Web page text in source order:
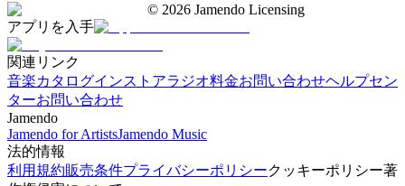
© 2026 Jamendo Licensing
アプリを入手
関連リンク
音楽カタログインストアラジオ料金お問い合わせヘルプセン
ターお問い合わせ
Jamendo
Jamendo for ArtistsJamendo Music
法的情報
利用規約販売条件プライバシーポリシークッキーポリシー著